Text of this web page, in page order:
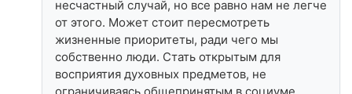
несчастный случай, но все равно нам не легче
от этого. Может стоит пересмотреть
жизненные приоритеты, ради чего мы
собственно люди. Стать открытым для
восприятия духовных предметов, не